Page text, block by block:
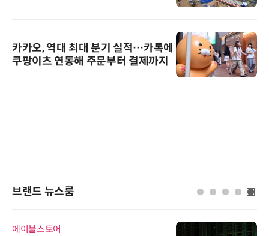
카카오, 역대 최대 분기 실적…카톡에
쿠팡이츠 연동해 주문부터 결제까지
브랜드 뉴스룸
스토어 다래전